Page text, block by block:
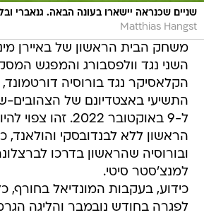
שניים שכנראה יישארו בעונה הבאה. גנאברי
Matthias Hangst
משחק הבית הראשון של באיירן
השני נגד וולפסבורג והמפגש
הקלאסיקר נגד בורוסיה דורטמונד,
ל-9 באוקטובר 2022.
הראשון ללא לבנדובסקי והולאנד,
ובורוסיה שהראשון בדרכו
למנצ'סטר סיטי.
כידוע, בעקבות המונדיאל בחורף,
לפגרה בחודש נובמבר והליגה